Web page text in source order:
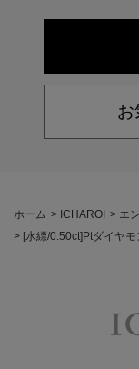
お
ホーム > ICHAROI > エ
> [水縹/0.50ct]Ptダイヤ